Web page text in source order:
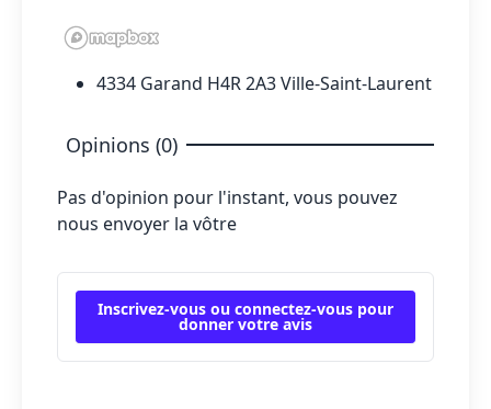
4334 Garand H4R 2A3 Ville-Saint-Laurent
Opinions (0)
Pas d'opinion pour l'instant, vous pouvez
nous envoyer la vôtre
Inscrivez-vous ou connectez-vous pour
donner votre avis